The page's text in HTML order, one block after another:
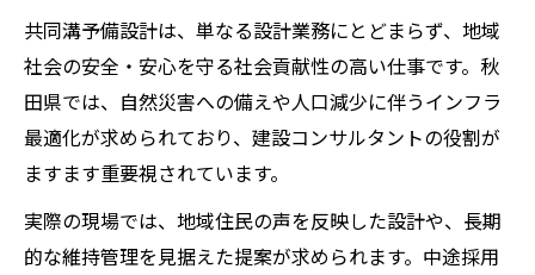
共同溝予備設計は、単なる設計業務にとどまらず、地域
社会の安全・安心を守る社会貢献性の高い仕事です。秋
田県では、自然災害への備えや人口減少に伴うインフラ
最適化が求められており、建設コンサルタントの役割が
ますます重要視されています。
実際の現場では、地域住民の声を反映した設計や、長期
的な維持管理を見据えた提案が求められます。中途採用